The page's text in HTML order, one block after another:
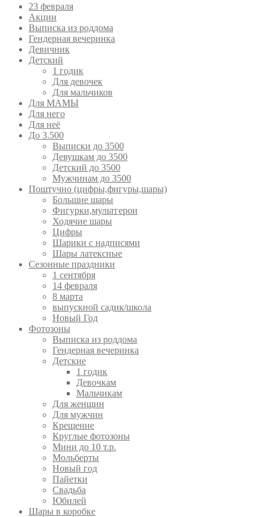
23 февраля
Акции
Выписка из роддома
Гендерная вечеринка
Девичник
Детский
1 годик
Для девочек
Для мальчиков
Для МАМЫ
Для него
Для неё
До 3.500
Выписки до 3500
Девушкам до 3500
Детский до 3500
Мужчинам до 3500
Поштучно (цифры,фигуры,шары)
Большие шары
Фигурки,мультгерои
Ходячие шары
Цифры
Шарики с надписями
Шары латексные
Сезонные праздники
1 сентября
14 февраля
8 марта
выпускной садик/школа
Новый Год
Фотозоны
Выписка из роддома
Гендерная вечеринка
Детские
1 годик
Девочкам
Мальчикам
Для женщин
Для мужчин
Крещение
Круглые фотозоны
Мини до 10 т.р.
Мольберты
Новый год
Пайетки
Свадьба
Юбилей
Шары в коробке